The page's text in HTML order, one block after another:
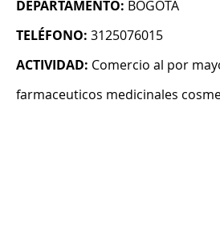
DEPARTAMENTO: BOGOTA
TELÉFONO: 3125076015
ACTIVIDAD: Comercio al por
farmaceuticos medicinales